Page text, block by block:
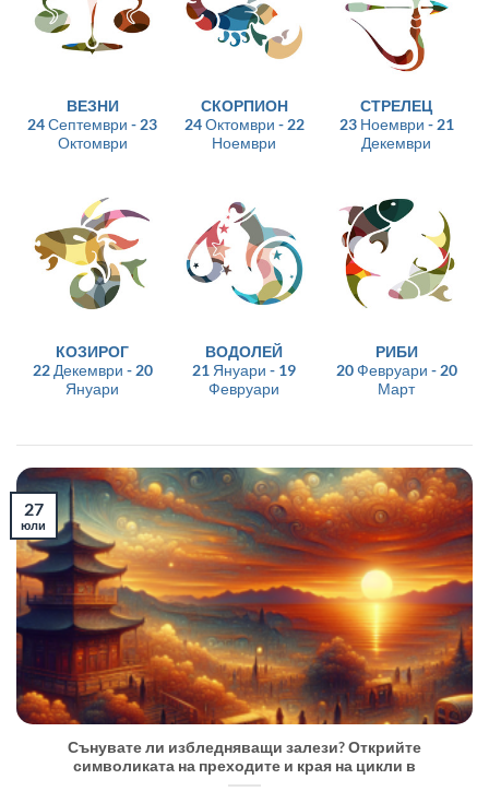
ВЕЗНИ
24 Септември - 23
Октомври
СКОРПИОН
24 Октомври - 22
Ноември
СТРЕЛЕЦ
23 Ноември - 21
Декември
КОЗИРОГ
22 Декември - 20
Януари
ВОДОЛЕЙ
21 Януари - 19
Февруари
РИБИ
20 Февруари - 20
Март
Сънувате ли избледняващи залези? Открийте
символиката на преходите и края на цикли в
27
юли